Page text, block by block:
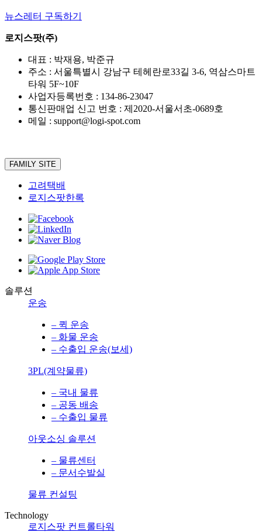
뉴스레터 구독하기
로지스팟(주)
대표 : 박재용, 박준규
주소 : 서울특별시 강남구 테헤란로33길 3-6, 역삼스마트
타워 5F~10F
사업자등록번호 : 134-86-23047
통신판매업 신고 번호 : 제2020-서울서초-0689호
메일 : support@logi-spot.com
FAMILY SITE
고려택배
로지스팟한록
솔루션
운송
– 퀵 운송
– 화물 운송
– 수출입 운송(보세)
3PL(계약물류)
– 국내 물류
– 공동 배송
– 수출입 물류
아웃소싱 솔루션
– 물류센터
– 문서수발실
물류 컨설팅
Technology
로지스팟 컨트롤타워